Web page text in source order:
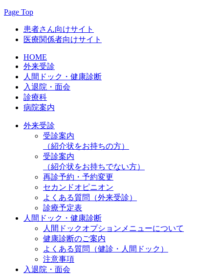
Page Top
患者さん向けサイト
医療関係者向けサイト
HOME
外来受診
人間ドック・健康診断
入退院・面会
診療科
病院案内
外来受診
受診案内
（紹介状をお持ちの方）
受診案内
（紹介状をお持ちでない方）
再診予約・予約変更
セカンドオピニオン
よくある質問（外来受診）
診療予定表
人間ドック・健康診断
人間ドックオプションメニューについて
健康診断のご案内
よくある質問（健診・人間ドック）
注意事項
入退院・面会